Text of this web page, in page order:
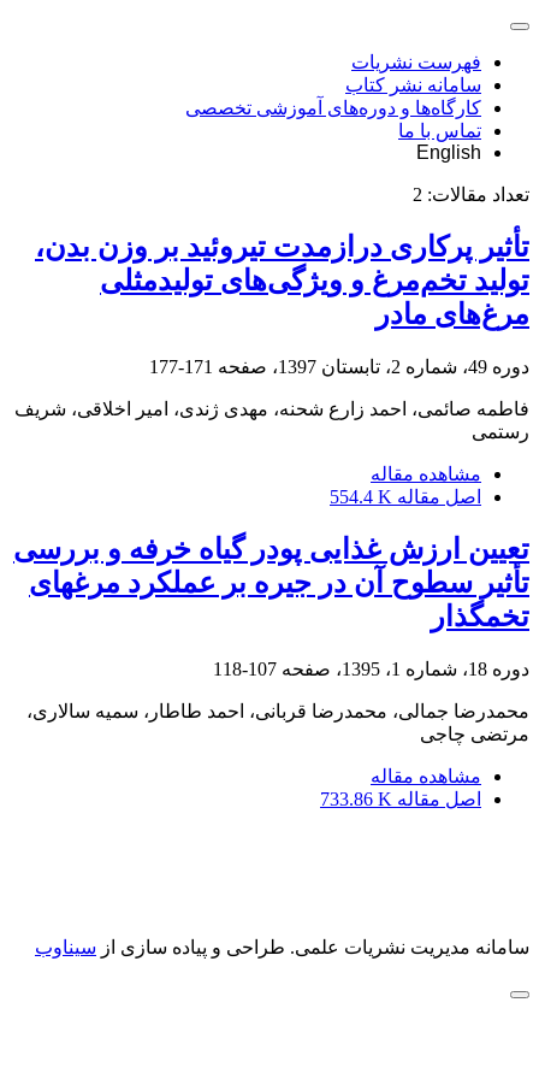
فهرست نشریات
سامانه نشر کتاب
کارگاه‌ها و دوره‌های آموزشی تخصصی
تماس با ما
English
تعداد مقالات: 2
تأثیر پرکاری درازمدت تیروئید بر وزن بدن،
تولید تخم‌مرغ و ویژگی‌های تولید‌مثلی
مرغ‌های مادر
دوره 49، شماره 2، تابستان 1397، صفحه 171-177
فاطمه صائمی، احمد زارع شحنه، مهدی ژندی، امیر اخلاقی، شریف
رستمی
مشاهده مقاله
اصل مقاله 554.4 K
تعیین ارزش غذایی پودر گیاه خرفه و بررسی
تأثیر سطوح آن در جیره بر عملکرد مرغ‏های
تخمگذار
دوره 18، شماره 1، 1395، صفحه 107-118
محمدرضا جمالی، محمدرضا قربانی، احمد طاطار، سمیه سالاری،
مرتضی چاجی
مشاهده مقاله
اصل مقاله 733.86 K
سامانه مدیریت نشریات علمی. طراحی و پیاده سازی از سیناوب